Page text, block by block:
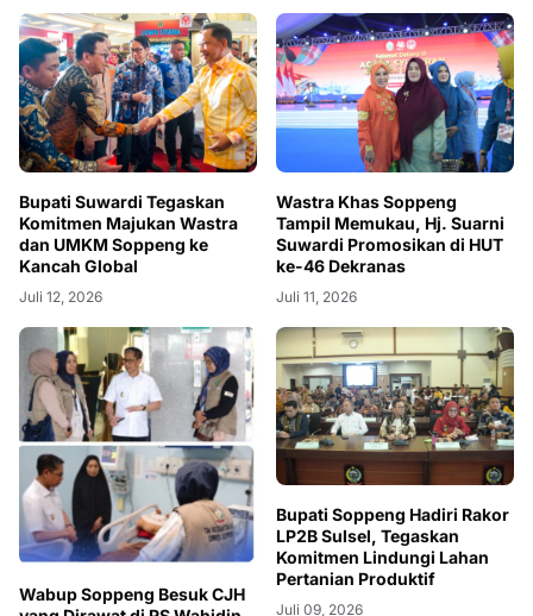
Bupati Suwardi Tegaskan
Komitmen Majukan Wastra
dan UMKM Soppeng ke
Kancah Global
Juli 12, 2026
Wastra Khas Soppeng
Tampil Memukau, Hj. Suarni
Suwardi Promosikan di HUT
ke-46 Dekranas
Juli 11, 2026
Wabup Soppeng Besuk CJH
Bupati Soppeng Hadiri Rakor
LP2B Sulsel, Tegaskan
Komitmen Lindungi Lahan
Pertanian Produktif
Juli 09, 2026